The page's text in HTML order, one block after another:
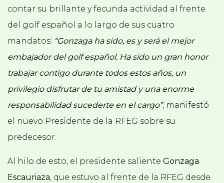
contar su brillante y fecunda actividad al frente
del golf español a lo largo de sus cuatro
mandatos: “Gonzaga ha sido, es y será el mejor
embajador del golf español. Ha sido un gran honor
trabajar contigo durante todos estos años, un
privilegio disfrutar de tu amistad y una enorme
responsabilidad sucederte en el cargo”, manifestó
el nuevo Presidente de la RFEG sobre su
predecesor.
Al hilo de esto, el presidente saliente Gonzaga
Escauriaza , que estuvo al frente de la RFEG desde